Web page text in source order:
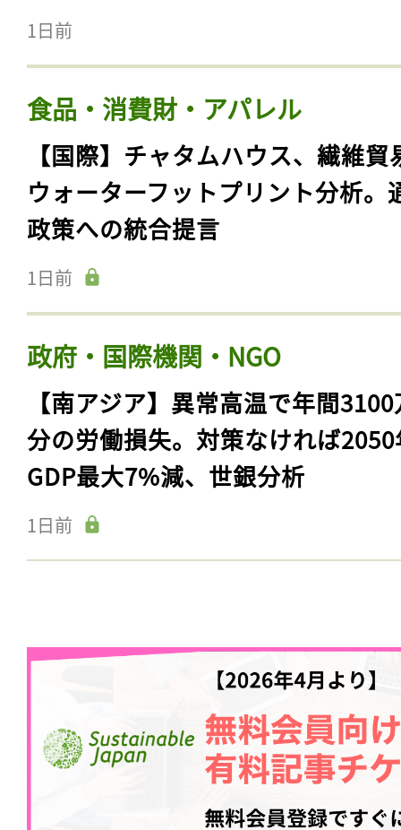
1日前
食品・消費財・アパレル
【国際】チャタムハウス、繊維貿
ウォーターフットプリント分析。
政策への統合提言
1日前
政府・国際機関・NGO
【南アジア】異常高温で年間
分の労働損失。対策なければ
GDP最大7%減、世銀分析
1日前